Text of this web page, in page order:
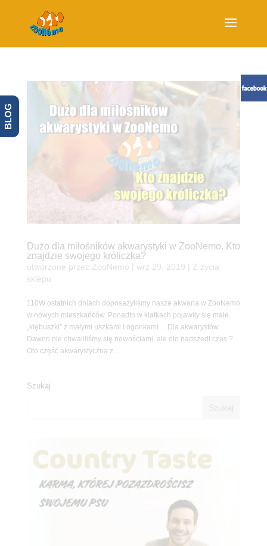
Dużo dla miłośników akwarystyki w ZooNemo. Kto
znajdzie swojego króliczka?
utworzone przez ZooNemo wrz 29, 2019
Z życia
sklepu
110W ostatnich dniach doposażyliśmy nasze akwaria w ZooNemo
w nowych mieszkańców. Ponadto w klatkach pojawiły się małe
„kłębuszki” z małymi uszkami i ogonkami… Dla akwarystów
Dawno nie chwaliliśmy się nowościami, ale oto nadszedł czas ?
Oto część akwarystyczna z...
Szukaj
BLOG